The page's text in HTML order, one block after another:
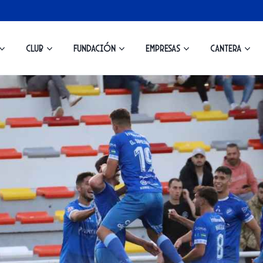
Club Fundación Empresas Cantera